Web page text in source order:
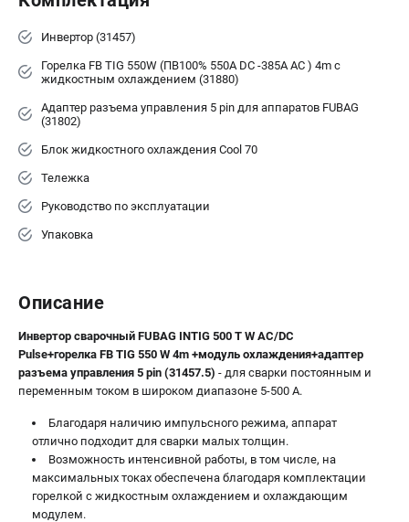
Инвертор (31457)
Горелка FB TIG 550W (ПВ100% 550А DC -385А AC ) 4m с
жидкостным охлаждением (31880)
Адаптер разъема управления 5 pin для аппаратов FUBAG
(31802)
Блок жидкостного охлаждения Cool 70
Тележка
Руководство по эксплуатации
Упаковка
Описание
Инвертор сварочный FUBAG INTIG 500 T W AC/DC
Pulse+горелка FB TIG 550 W 4m +модуль охлаждения+адаптер
разъема управления 5 pin (31457.5) - для сварки постоянным и
переменным током в широком диапазоне 5-500 А.
Благодаря наличию импульсного режима, аппарат
отлично подходит для сварки малых толщин.
Возможность интенсивной работы, в том числе, на
максимальных токах обеспечена благодаря комплектации
горелкой с жидкостным охлаждением и охлаждающим
модулем.